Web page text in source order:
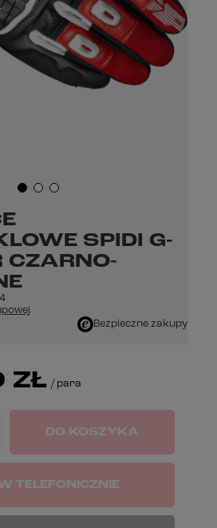
SPIDI G-
CZARNO-
Bezpieczne zakupy
ZŁ / para
DO KOSZYKA
TELEFONICZNIE